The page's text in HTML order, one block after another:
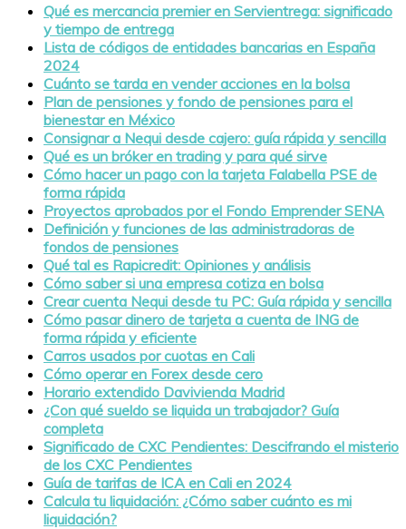
Qué es mercancia premier en Servientrega: significado
y tiempo de entrega
Lista de códigos de entidades bancarias en España
2024
Cuánto se tarda en vender acciones en la bolsa
Plan de pensiones y fondo de pensiones para el
bienestar en México
Consignar a Nequi desde cajero: guía rápida y sencilla
Qué es un bróker en trading y para qué sirve
Cómo hacer un pago con la tarjeta Falabella PSE de
forma rápida
Proyectos aprobados por el Fondo Emprender SENA
Definición y funciones de las administradoras de
fondos de pensiones
Qué tal es Rapicredit: Opiniones y análisis
Cómo saber si una empresa cotiza en bolsa
Crear cuenta Nequi desde tu PC: Guía rápida y sencilla
Cómo pasar dinero de tarjeta a cuenta de ING de
forma rápida y eficiente
Carros usados por cuotas en Cali
Cómo operar en Forex desde cero
Horario extendido Davivienda Madrid
¿Con qué sueldo se liquida un trabajador? Guía
completa
Significado de CXC Pendientes: Descifrando el misterio
de los CXC Pendientes
Guía de tarifas de ICA en Cali en 2024
Calcula tu liquidación: ¿Cómo saber cuánto es mi
liquidación?